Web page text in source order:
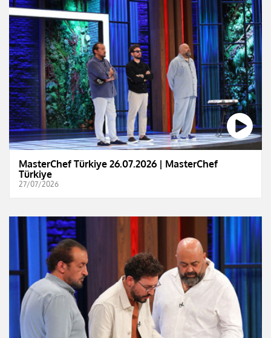
MasterChef Türkiye 26.07.2026 | MasterChef
Türkiye
27/07/2026